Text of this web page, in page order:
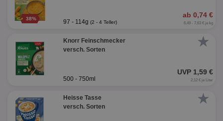
38% ab 0,74 €
97 - 114g (2 - 4 Teller) 6,49 - 7,63 € je kg
★
Knorr Feinschmecker
versch. Sorten
UVP 1,59 €
500 - 750ml 2,12 € je Liter
★
Heisse Tasse
versch. Sorten